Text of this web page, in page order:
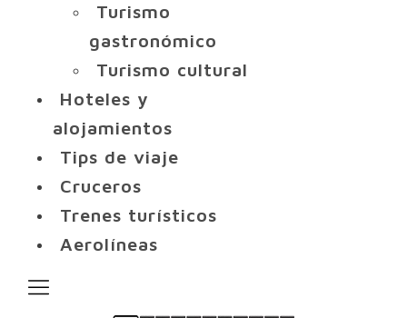
Turismo
gastronómico
Turismo cultural
Hoteles y
alojamientos
Tips de viaje
Cruceros
Trenes turísticos
Aerolíneas